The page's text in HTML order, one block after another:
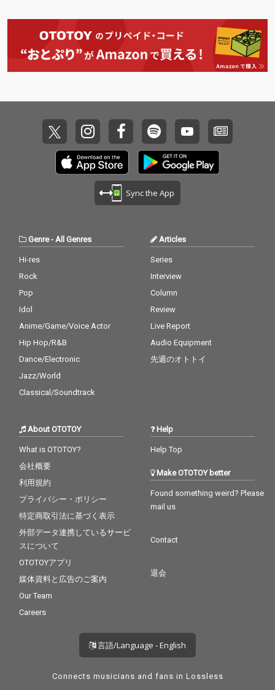
Sync the App
Genre- All Genres
Hi-res
Rock
Pop
Idol
Anime/Game/Voice Actor
Hip Hop/R&B
Dance/Electronic
Jazz/World
Classical/Soundtrack
Articles
Series
Interview
Column
Review
Live Report
Audio Equipment
先週のオトトイ
About OTOTOY
What is OTOTOY?
会社概要
利用規約
プライバシー・ポリシー
特定商取引法に基づく表示
外部データ連携しているサービ
スについて
OTOTOYアプリ
媒体資料と広告のご案内
Our Team
Careers
Help
Help Top
Make OTOTOY better
Found something weird? Please
mail us
Contact
退会
言語/Language - English
Connects musicians and fans in Lossless